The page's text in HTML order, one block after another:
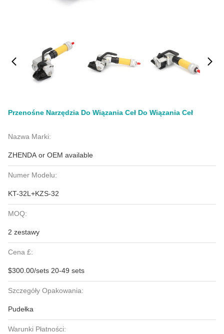
Przenośne Narzędzia Do Wiązania Ceł Do Wiązania Ceł
Nazwa Marki:
ZHENDA or OEM available
Numer Modelu:
KT-32L+KZS-32
MOQ:
2 zestawy
Cena £:
$300.00/sets 20-49 sets
Szczegóły Opakowania:
Pudełka
Warunki Płatności: